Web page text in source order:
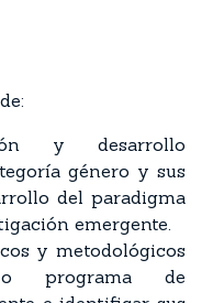
y desarrollo
género y sus
del paradigma
emergente.
y metodológicos
programa de